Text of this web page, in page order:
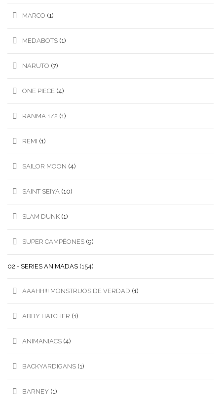
MARCO (1)
MEDABOTS (1)
NARUTO (7)
ONE PIECE (4)
RANMA 1/2 (1)
REMI (1)
SAILOR MOON (4)
SAINT SEIYA (10)
SLAM DUNK (1)
SUPER CAMPÉONES (9)
02.- SERIES ANIMADAS (154)
AAAHH!!! MONSTRUOS DE VERDAD (1)
ABBY HATCHER (1)
ANIMANIACS (4)
BACKYARDIGANS (1)
BARNEY (1)